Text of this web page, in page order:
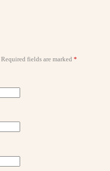
Required fields are marked *